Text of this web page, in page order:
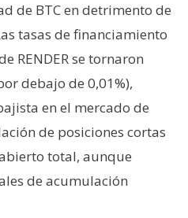
de BTC en detrimento de
tasas de financiamiento
RENDER se tornaron
debajo de 0,01%),
en el mercado de
de posiciones cortas
total, aunque
de acumulación